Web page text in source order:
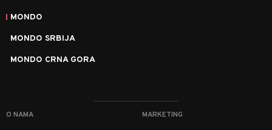
MONDO
MONDO SRBIJA
MONDO CRNA GORA
O NAMA MARKETING